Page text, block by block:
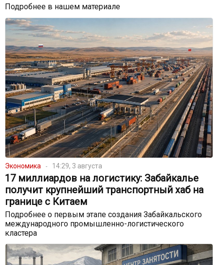
Подробнее в нашем материале
Экономика 14:29, 3 августа
17 миллиардов на логистику: Забайкалье
получит крупнейший транспортный хаб на
границе с Китаем
Подробнее о первым этапе создания Забайкальского
международного промышленно-логистического
кластера